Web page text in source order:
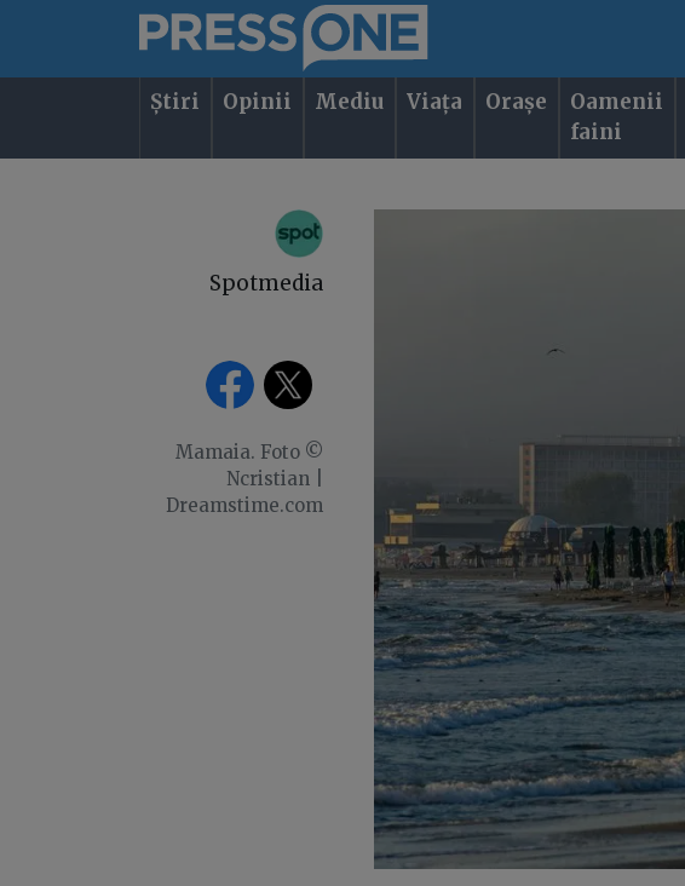
Știri Opinii Mediu Viața Orașe
Oamenii
faini
Spotmedia
Mamaia. Foto ©
Ncristian |
Dreamstime.com